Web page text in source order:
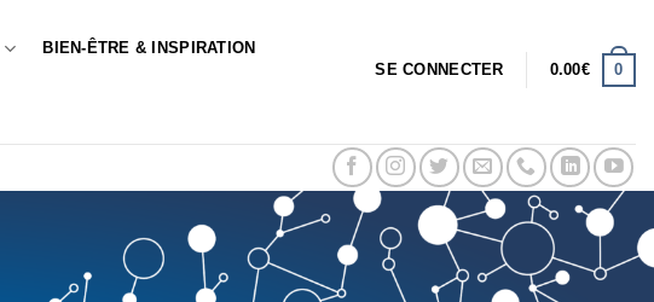
BIEN-ÊTRE & INSPIRATION
SE CONNECTER 0.00€ 0